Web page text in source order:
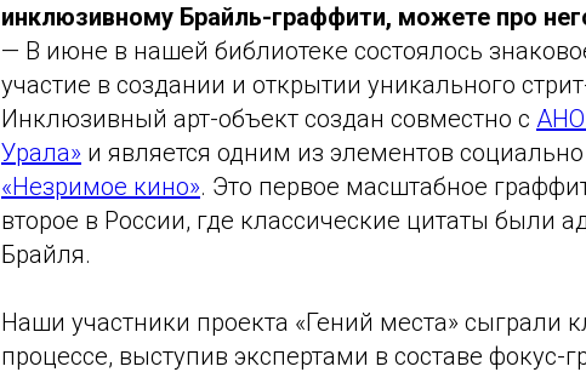
инклюзивному Брайль-граффити, можете про
— В июне в нашей библиотеке состоялось
участие в создании и открытии уникального
Инклюзивный арт-объект создан совместно с АНО
Урала» и является одним из элементов
«Незримое кино». Это первое масштабное
второе в России, где классические цитаты были
Брайля.
Наши участники проекта «Гений места» сыграли
процессе, выступив экспертами в составе фокус-